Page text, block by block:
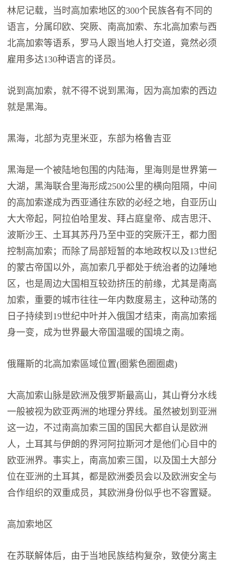
林尼记载，当时高加索地区的300个民族各有不同的
语言，分属印欧、突厥、南高加索、东北高加索与西
北高加索等语系，罗马人跟当地人打交道，竟然必须
雇用多达130种语言的译员。
说到高加索，就不得不说到黑海，因为高加索的西边
就是黑海。
黑海，北部为克里米亚，东部为格鲁吉亚
黑海是一个被陆地包围的内陆海，里海则是世界第一
大湖，黑海联合里海形成2500公里的横向阻隔，中间
的高加索遂成为西亚通往东欧的必经之地，自亚历山
大大帝起，阿拉伯哈里发、拜占庭皇帝、成吉思汗、
波斯沙王、土耳其苏丹乃至中亚的突厥汗王，都力图
控制高加索；而除了局部短暂的本地政权以及13世纪
的蒙古帝国以外，高加索几乎都处于统治者的边陲地
区，也是周边大国相互较劲挤压的前缘，尤其是南高
加索，重要的城市往往一年内数度易主，这种动荡的
日子持续到19世纪中叶并入俄国才结束，南高加索摇
身一变，成为世界最大帝国温暖的国境之南。
俄羅斯的北高加索區域位置(圈紫色圈圈處)
大高加索山脉是欧洲及俄罗斯最高山，其山脊分水线
一般被视为欧亚两洲的地理分界线。虽然被划到亚洲
这一边，不过南高加索三国的国民大都自认是欧洲
人，土耳其与伊朗的界河阿拉斯河才是他们心目中的
欧亚洲界。事实上，南高加索三国，以及国土大部分
位在亚洲的土耳其，都是欧洲委员会以及欧洲安全与
合作组织的双重成员，其欧洲身份似乎也不容置疑。
高加索地区
在苏联解体后，由于当地民族结构复杂，致使分离主